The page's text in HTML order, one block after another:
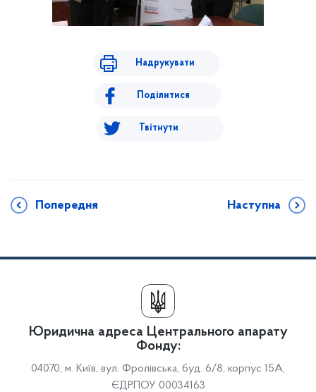
Надрукувати
Поділитися
Твітнути
Попередня Наступна
Юридична адреса Центрального апарату
Фонду:
04070, м. Київ, вул. Фролівська, буд. 6/8, корпус 15А,
ЄДРПОУ 00034163